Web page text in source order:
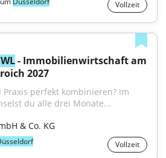
Vollzeit
- Immobilienwirtschaft am
2027
perfekt kombinieren? Im
du alle drei Monate...
& Co. KG
Vollzeit